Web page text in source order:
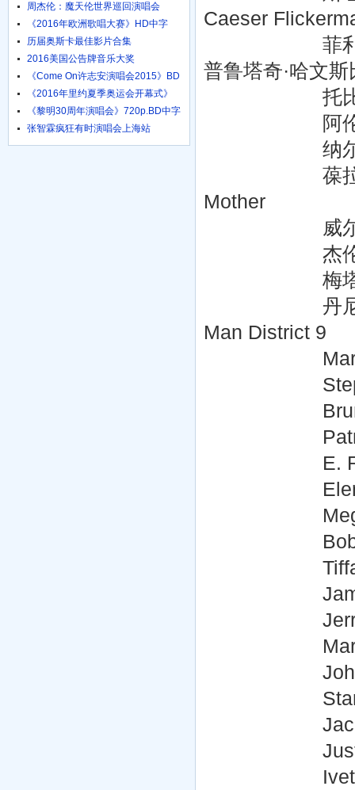
Caeser
菲利普·塞
普鲁塔奇·哈文
托比·琼斯
阿伦·瑞奇
纳尔逊·阿
葆拉·马尔
Mother
威尔伯·菲
杰伦·摩尔
梅塔·戈尔
丹尼尔·伯
Man District 9
Maria
Stephanie
Bruno
Patrick St.
E. Roger
Elena
Megan
Bobby
Tiffany
James
Jerrad
Marian
John
Starlin
Jackson
Justin Hix
Ivette Li-
周杰伦：魔天伦世界巡回演唱会
《2016年欧洲歌唱大赛》HD中字
1024高清
历届奥斯卡最佳影片合集
2016美国公告牌音乐大奖
《Come On许志安演唱会2015》BD
粤语中字
《2016年里约夏季奥运会开幕式》
HD国语
《黎明30周年演唱会》720p.BD中字
张智霖疯狂有时演唱会上海站